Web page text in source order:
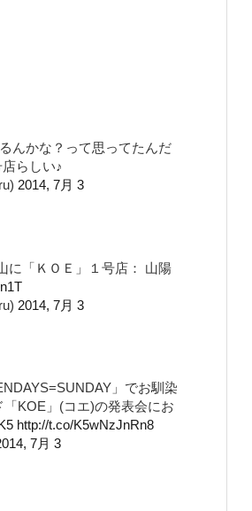
んかな？って思ってたんだ
らしい♪
2014, 7月 3
「ＫＯＥ」１号店： 山陽
2014, 7月 3
」でお馴染
KOE」(コエ)の発表会にお
http://t.co/K5wNzJnRn8
7月 3